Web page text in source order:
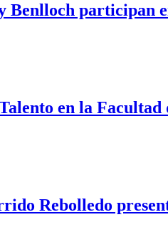
Benlloch participan
en la
Rebolledo